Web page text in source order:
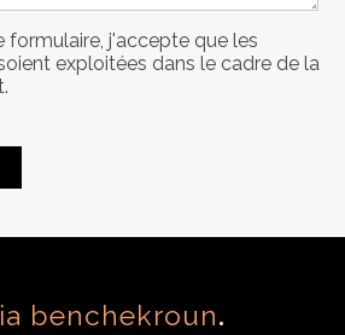
formulaire, j'accepte que les
exploitées dans le cadre de la
benchekroun.